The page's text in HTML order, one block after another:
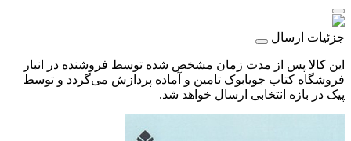
جزئیات ارسال
این کالا پس از مدت زمان مشخص شده توسط فروشنده در انبار
فروشگاه کتاب جویابوک تامین و آماده پردازش می‌گردد و توسط
پیک در بازه انتخابی ارسال خواهد شد.